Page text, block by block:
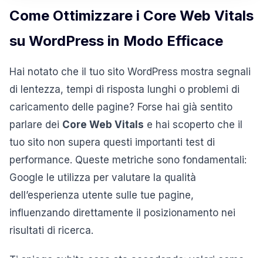
Come Ottimizzare i Core Web Vitals
su WordPress in Modo Efficace
Hai notato che il tuo sito WordPress mostra segnali
di lentezza, tempi di risposta lunghi o problemi di
caricamento delle pagine? Forse hai già sentito
parlare dei Core Web Vitals e hai scoperto che il
tuo sito non supera questi importanti test di
performance. Queste metriche sono fondamentali:
Google le utilizza per valutare la qualità
dell’esperienza utente sulle tue pagine,
influenzando direttamente il posizionamento nei
risultati di ricerca.